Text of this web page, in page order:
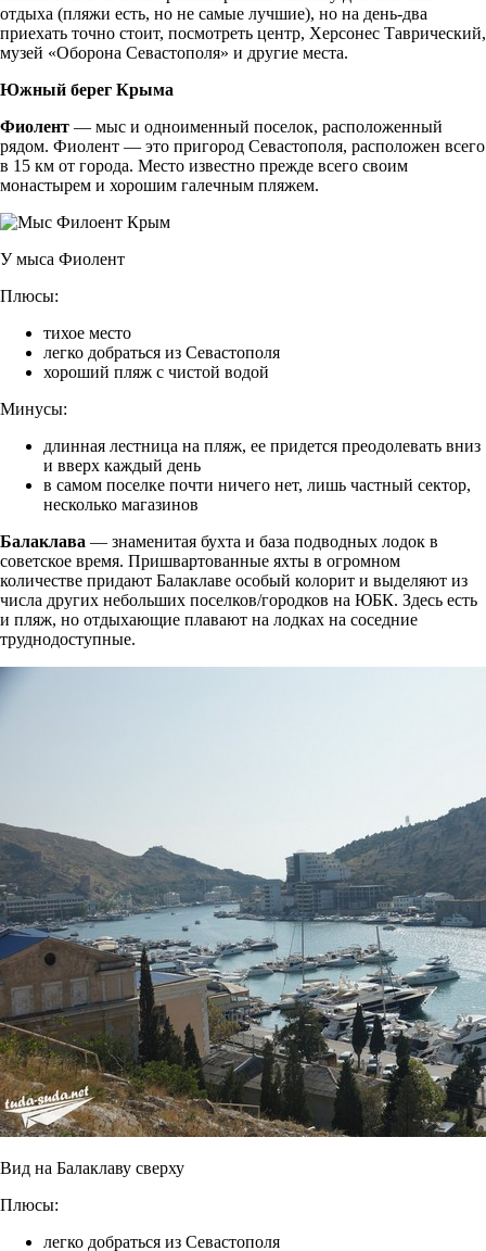
отдыха (пляжи есть, но не самые лучшие), но на день-два
приехать точно стоит, посмотреть центр, Херсонес Таврический,
музей «Оборона Севастополя» и другие места.
Южный берег Крыма
Фиолент — мыс и одноименный поселок, расположенный
рядом. Фиолент — это пригород Севастополя, расположен всего
в 15 км от города. Место известно прежде всего своим
монастырем и хорошим галечным пляжем.
У мыса Фиолент
Плюсы:
тихое место
легко добраться из Севастополя
хороший пляж с чистой водой
Минусы:
длинная лестница на пляж, ее придется преодолевать вниз
и вверх каждый день
в самом поселке почти ничего нет, лишь частный сектор,
несколько магазинов
Балаклава — знаменитая бухта и база подводных лодок в
советское время. Пришвартованные яхты в огромном
количестве придают Балаклаве особый колорит и выделяют из
числа других небольших поселков/городков на ЮБК. Здесь есть
и пляж, но отдыхающие плавают на лодках на соседние
труднодоступные.
Вид на Балаклаву сверху
Плюсы:
легко добраться из Севастополя